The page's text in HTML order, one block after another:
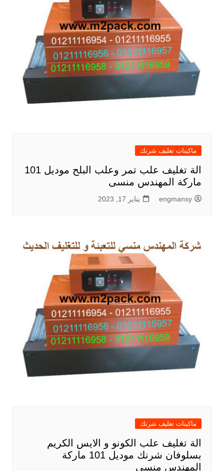
ماكينات تغليف شرنك
الة تغليف علب تمر وعلب البلح موديل 101
ماركة المهندس منسى
engmansy يناير 17, 2023
ماكينات تغليف شرنك
الة تغليف علب الكونو و الايس الكريم
بسلوفان شرنك موديل 101 ماركة
المهندس منسى